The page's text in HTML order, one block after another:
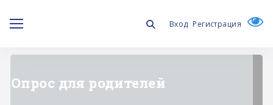
Вход Регистрация
"ЛИЧНОЕ ДЕЛО"